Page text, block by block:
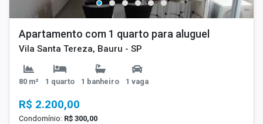
Apartamento com 1 quarto para aluguel
Vila Santa Tereza, Bauru - SP
80 m² 1 quarto 1 banheiro 1 vaga
R$ 2.200,00
Condomínio: R$ 300,00